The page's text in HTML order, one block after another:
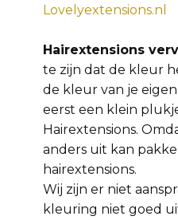
Lovelyextensions.nl
Hairextensions
te zijn dat de kleur
de kleur van je
eerst een klein
Hairextensions.
anders uit kan
hairextensions.
Wij zijn er niet
kleuring niet goed